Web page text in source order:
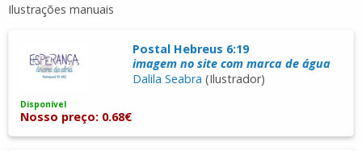
Ilustrações manuais
Postal Hebreus 6:19
imagem no site com marca de água
Dalila Seabra (Ilustrador)
Disponível
Nosso preço: 0.68€